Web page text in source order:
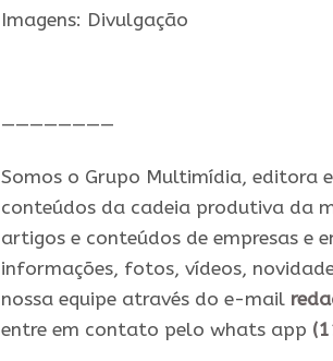
Imagens: Divulgação
————————
Somos o Grupo Multimídia, editora
conteúdos da cadeia produtiva da
artigos e conteúdos de empresas e
informações, fotos, vídeos,
nossa equipe através do e-mail
entre em contato pelo whats app